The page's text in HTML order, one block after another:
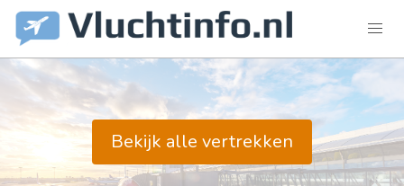
Bekijk alle vertrekken